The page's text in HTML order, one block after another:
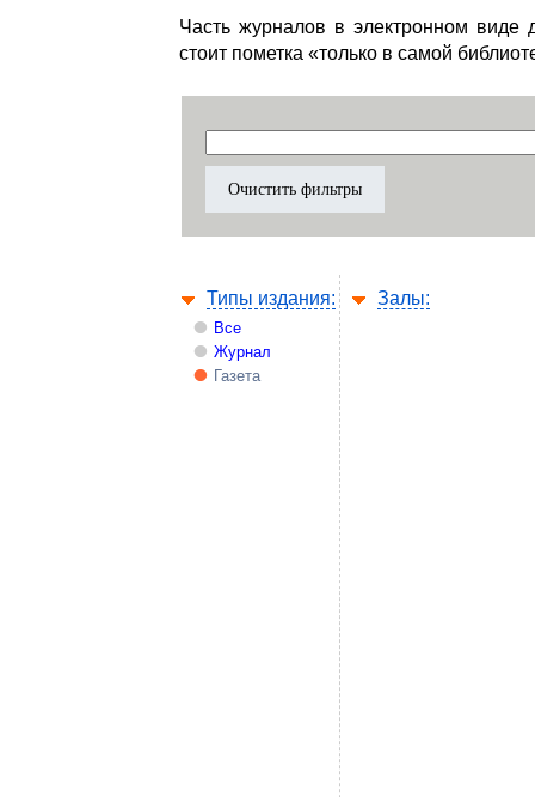
Часть журналов в электронном виде
стоит пометка «только в самой
Типы издания:
Все
Журнал
Газета
Залы: